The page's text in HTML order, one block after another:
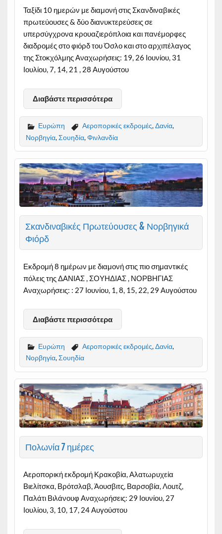
Ταξίδι 10 ημερών με διαμονή στις Σκανδιναβικές
πρωτεύουσες & δύο διανυκτερεύσεις σε
υπερσύγχρονα κρουαζιερόπλοια και πανέμορφες
διαδρομές στο φιόρδ του Όσλο και στο αρχιπέλαγος
της Στοκχόλμης Αναχωρήσεις: 19, 26 Ιουνίου, 31
Ιουλίου, 7, 14, 21 , 28 Αυγούστου
Διαβάστε περισσότερα
Ευρώπη Αεροπορικές εκδρομές,Δανία,
Νορβηγία,Σουηδία,Φινλανδία
Σκανδιναβικές Πρωτεύουσες & Νορβηγικά
Φιόρδ
Εκδρομή 8 ημέρων με διαμονή στις πιο σημαντικές
πόλεις της ΔΑΝΙΑΣ , ΣΟΥΗΔΙΑΣ , ΝΟΡΒΗΓΙΑΣ
Αναχωρήσεις: : 27 Ιουνίου, 1, 8, 15, 22, 29 Αυγούστου
Διαβάστε περισσότερα
Ευρώπη Αεροπορικές εκδρομές,Δανία,
Νορβηγία,Σουηδία
Πολωνία 7 ημέρες
Αεροπορική εκδρομή Κρακοβία, Αλατωρυχεία
Βιελίτσκα, Βρότσλαβ, Άουσβιτς, Βαρσοβία, Λοuτζ,
Παλάτι Βιλάνουφ Αναχωρήσεις: 29 Ιουνίου, 27
Ιουλίου, 3, 10, 17, 24 Αυγούστου